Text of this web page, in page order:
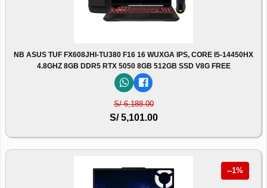
NB ASUS TUF FX608JHI-TU380 F16 16 WUXGA IPS, CORE I5-14450HX
4.8GHZ 8GB DDR5 RTX 5050 8GB 512GB SSD V8G FREE
S/ 6,188.00
S/ 5,101.00
--1%